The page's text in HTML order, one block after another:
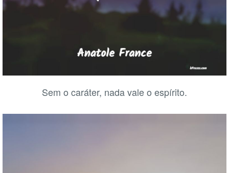
Sem o caráter, nada vale o espírito.